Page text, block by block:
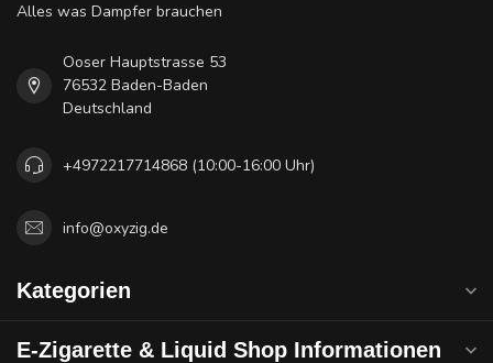
Alles was Dampfer brauchen
Ooser Hauptstrasse 53
76532 Baden-Baden
Deutschland
+4972217714868 (10:00-16:00 Uhr)
info@oxyzig.de
Kategorien
E-Zigarette & Liquid Shop Informationen